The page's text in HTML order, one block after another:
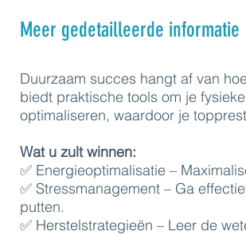
Meer gedetailleerde informatie
Duurzaam succes hangt af van
biedt praktische tools om je
optimaliseren, waardoor je
Wat u zult winnen:
✅ Energieoptimalisatie –
✅ Stressmanagement – Ga
putten.
✅ Herstelstrategieën – Leer de